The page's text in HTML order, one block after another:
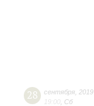
28 сентября 2019
19:00 Сб